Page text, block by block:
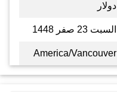
دولار
السبت 23 صفر 1448
America/Vancouver